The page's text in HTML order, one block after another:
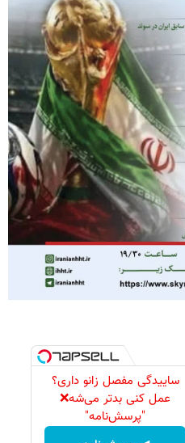
ساییدگی مفصل زانو داری؟
عمل کنی بدتر می‌شه❌
"پرسش‌نامه"